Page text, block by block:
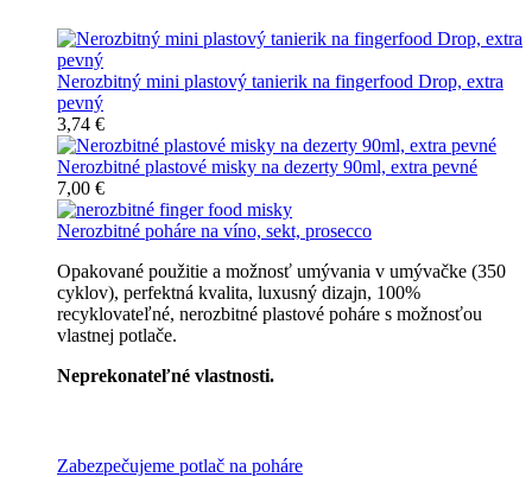
Nerozbitný mini plastový tanierik na fingerfood Drop, extra
pevný
3,74 €
Nerozbitné plastové misky na dezerty 90ml, extra pevné
7,00 €
Nerozbitné poháre na víno, sekt, prosecco
Opakované použitie a možnosť umývania v umývačke (350
cyklov), perfektná kvalita, luxusný dizajn, 100%
recyklovateľné, nerozbitné plastové poháre s možnosťou
vlastnej potlače.
Neprekonateľné vlastnosti.
Zabezpečujeme potlač na poháre